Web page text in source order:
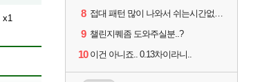
x1
8 접대 패턴 많이 나와서 쉬는시간없이 빡딜한것같은데..
9 챌린지퀘좀 도와주실분..?
10 이건 아니죠.. 0.13차이라니..